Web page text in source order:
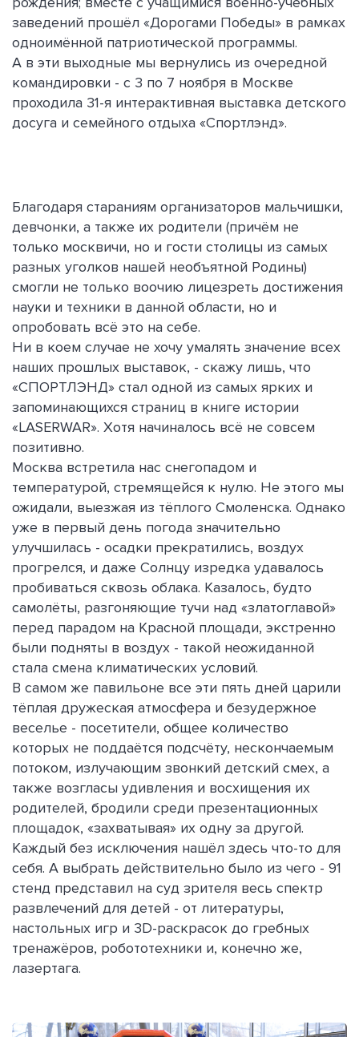
заведений прошёл «Дорогами Победы» в рамках
одноимённой патриотической программы.
А в эти выходные мы вернулись из очередной
командировки - с 3 по 7 ноября в Москве
проходила 31-я интерактивная выставка детского
досуга и семейного отдыха «Спортлэнд».
Благодаря стараниям организаторов мальчишки,
девчонки, а также их родители (причём не
только москвичи, но и гости столицы из самых
разных уголков нашей необъятной Родины)
смогли не только воочию лицезреть достижения
науки и техники в данной области, но и
опробовать всё это на себе.
Ни в коем случае не хочу умалять значение всех
наших прошлых выставок, - скажу лишь, что
«СПОРТЛЭНД» стал одной из самых ярких и
запоминающихся страниц в книге истории
«LASERWAR». Хотя начиналось всё не совсем
позитивно.
Москва встретила нас снегопадом и
температурой, стремящейся к нулю. Не этого мы
ожидали, выезжая из тёплого Смоленска. Однако
уже в первый день погода значительно
улучшилась - осадки прекратились, воздух
прогрелся, и даже Солнцу изредка удавалось
пробиваться сквозь облака. Казалось, будто
самолёты, разгоняющие тучи над «златоглавой»
перед парадом на Красной площади, экстренно
были подняты в воздух - такой неожиданной
стала смена климатических условий.
В самом же павильоне все эти пять дней царили
тёплая дружеская атмосфера и безудержное
веселье - посетители, общее количество
которых не поддаётся подсчёту, нескончаемым
потоком, излучающим звонкий детский смех, а
также возгласы удивления и восхищения их
родителей, бродили среди презентационных
площадок, «захватывая» их одну за другой.
Каждый без исключения нашёл здесь что-то для
себя. А выбрать действительно было из чего - 91
стенд представил на суд зрителя весь спектр
развлечений для детей - от литературы,
настольных игр и 3D-раскрасок до гребных
тренажёров, робототехники и, конечно же,
лазертага.